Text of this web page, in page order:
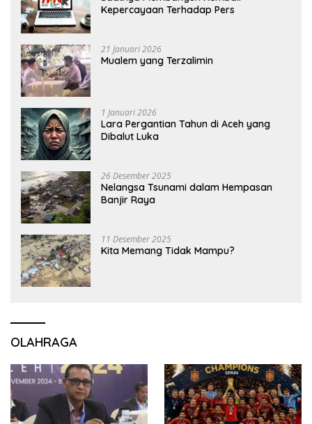
Kepercayaan Terhadap Pers
21 Januari 2026
Mualem yang Terzalimin
1 Januari 2026
Lara Pergantian Tahun di Aceh yang
Dibalut Luka
26 Desember 2025
Nelangsa Tsunami dalam Hempasan
Banjir Raya
11 Desember 2025
Kita Memang Tidak Mampu?
OLAHRAGA